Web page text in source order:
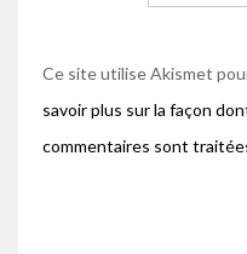
Ce site utilise Akismet
savoir plus sur la façon
commentaires sont